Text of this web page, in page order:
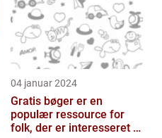
04 januar 2024
Gratis bøger er en
populær ressource for
folk, der er interesseret i